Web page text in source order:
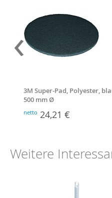
3M Super-Pad, Polyester,
500 mm Ø
netto 24,21 €
‹
Weitere